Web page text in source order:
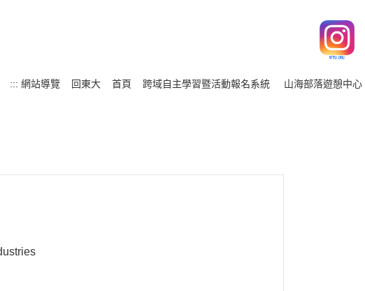
::: 網站導覽 回東大 首頁 跨域自主學習暨活動報名系統 山海部落遊憩中心